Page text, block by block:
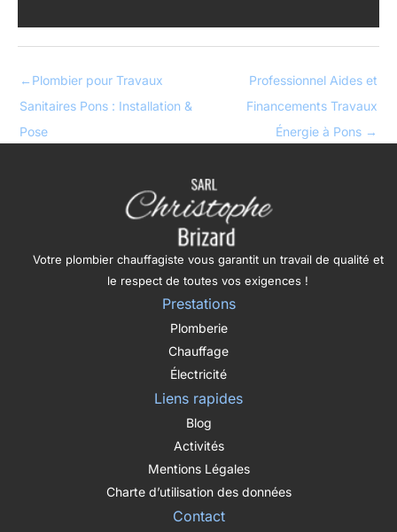
← Plombier pour Travaux
Sanitaires Pons : Installation &
Pose
Professionnel Aides et
Financements Travaux
Énergie à Pons →
Votre plombier chauffagiste vous garantit un travail de qualité et
le respect de toutes vos exigences !
Prestations
Plomberie
Chauffage
Électricité
Liens rapides
Blog
Activités
Mentions Légales
Charte d’utilisation des données
Contact